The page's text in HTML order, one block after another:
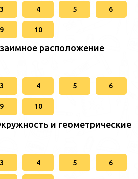
3 4 5 6
9 10
расположение
3 4 5 6
9 10
и геометрические
3 4 5 6